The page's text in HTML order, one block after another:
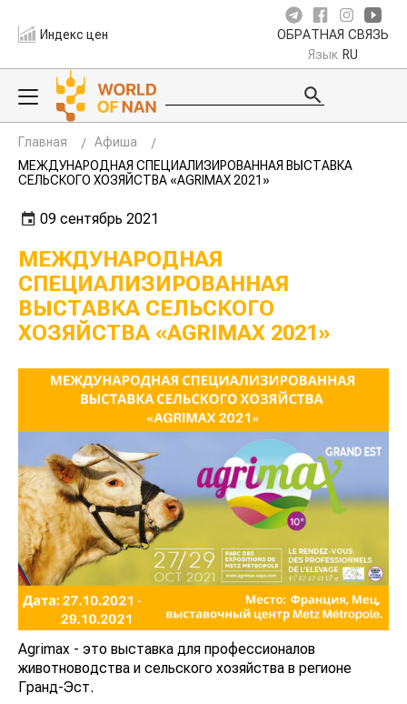
Индекс цен ОБРАТНАЯ СВЯЗЬ
Язык RU
Главная
Афиша
МЕЖДУНАРОДНАЯ СПЕЦИАЛИЗИРОВАННАЯ ВЫСТАВКА
СЕЛЬСКОГО ХОЗЯЙСТВА «AGRIMAX 2021»
09 сентябрь 2021
МЕЖДУНАРОДНАЯ
СПЕЦИАЛИЗИРОВАННАЯ
ВЫСТАВКА СЕЛЬСКОГО
ХОЗЯЙСТВА «AGRIMAX 2021»
Agrimax - это выставка для профессионалов
животноводства и сельского хозяйства в регионе
Гранд-Эст.